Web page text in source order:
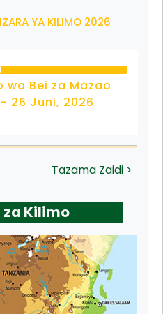
YA KILIMO 2026
wa Bei za Mazao
26 Juni, 2026
Tazama Zaidi >
Kilimo